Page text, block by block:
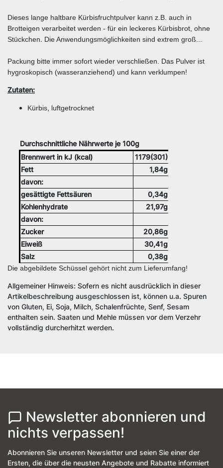
Dieses lange haltbare Kürbisfruchtpulver kann z.B. auch in
Brotteigen verarbeitet werden - für ein leckeres Kürbisbrot, ohne
Stückchen. Die Anwendungsmöglichkeiten sind extrem groß...
Packung bitte immer sofort wieder verschließen. Das Pulver ist
hygroskopisch (wasseranziehend) und kann verklumpen!
Zutaten:
Kürbis, luftgetrocknet
Durchschnittliche Nährwerte je 100g
Brennwert in kJ (kcal)
1179(301)
Fett
1,84g
davon:
gesättigte Fettsäuren
0,34g
Kohlenhydrate
21,97g
davon:
Zucker
20,86g
Eiweiß
30,41g
Salz
0,38g
Die abgebildete Schüssel gehört nicht zum Lieferumfang!
Allgemeiner Hinweis: Sofern es nicht ausdrücklich in dieser
Artikelbeschreibung ausgeschlossen ist, können u.a. Spuren
von Gluten, Ei, Soja, Milch, Schalenfrüchte, Senf, Sesam
enthalten sein. Saaten und Mehle müssen vor dem Verzehr
vollständig durcherhitzt werden.
Newsletter abonnieren und
nichts verpassen!
Abonnieren Sie unseren Newsletter und seien Sie einer der
Ersten, die über die neusten Angebote und Rabatte informiert